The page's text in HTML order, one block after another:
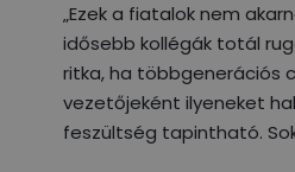
„Ezek a fiatalok nem
idősebb kollégák totál
ritka, ha többgenerációs
vezetőjeként ilyeneket
feszültség tapintható.